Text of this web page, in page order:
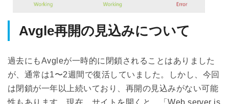
Avgle再開の見込みについて
過去にもAvgleが一時的に閉鎖されることはありました
が、通常は1〜2週間で復活していました。しかし、今回
は閉鎖が一年以上続いており、再開の見込みがない可能